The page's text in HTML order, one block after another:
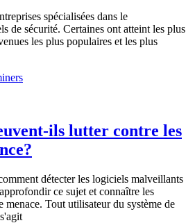
spécialisées dans le
de sécurité. Certaines ont atteint les plus
les plus populaires et les plus
ils lutter contre les
détecter les logiciels malveillants
ce sujet et connaître les
menace. Tout utilisateur du système de